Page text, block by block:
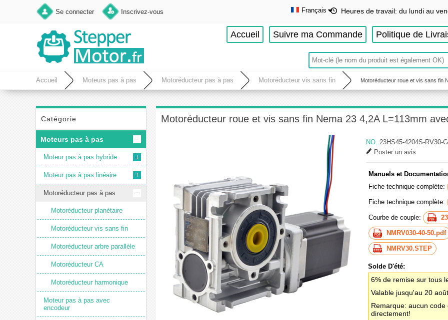
Se connecter Inscrivez-vous
Français
Deutsch
Français
Español
Heures de travail: du lundi au
Accueil Suivre ma Commande Politique de
Accueil Moteurs pas à pas Motoréducteur pas à pas Motoréducteur vis sans fin Motoréducteur roue et vis sans fin
Catégorie
Moteurs pas à pas
Moteur pas à pas hybride
Moteur pas à pas linéaire
Motoréducteur pas à pas
Motoréducteur planétaire
Motoréducteur vis sans fin
Motoréducteur arbre parallèle
Motoréducteur CA
Motoréducteur harmonique
Moteur pas à pas avec
encodeur
Motoréducteur roue et vis sans fin Nema 23 4,2A L=113mm
NO.:23HS45-4204S-RV30-
Poster un avis
Manuels et
Fiche technique complète:
Fiche technique complète:
Courbe de couple:
NMRV030-40-50.pdf
NMRV30.STEP
Solde D'été:
6% de remise sur tous
Valable jusqu'au 20
Remarque: aucun
directement!